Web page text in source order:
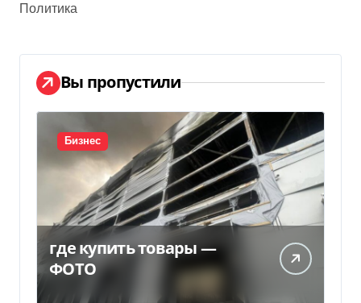
Политика
Вы пропустили
Бизнес
где купить товары —
ФОТО